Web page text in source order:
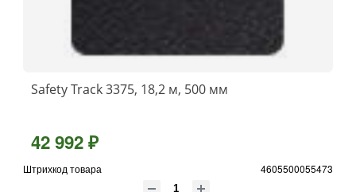
Safety Track 3375, 18,2 м, 500 мм
42 992 ₽
Штрихкод товара 4605500055473